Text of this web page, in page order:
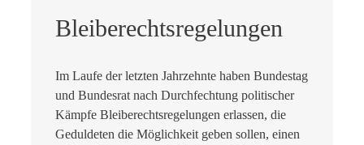
Bleiberechtsregelungen
Im Laufe der letzten Jahrzehnte haben Bundestag
und Bundesrat nach Durchfechtung politischer
Kämpfe Bleiberechtsregelungen erlassen, die
Geduldeten die Möglichkeit geben sollen, einen